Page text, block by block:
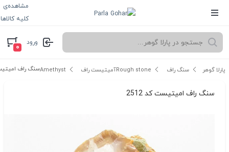
مشاهده‌ی
کلیه کالاها
ورود
۰
پارلا گوهر سنگ راف Rough stone آمیتیست راف Amethyst سنگ راف
سنگ راف امیتیست کد 2512